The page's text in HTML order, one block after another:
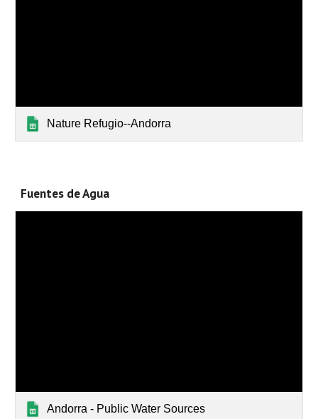
Nature Refugio--Andorra
Fuentes de Agua
Andorra - Public Water Sources